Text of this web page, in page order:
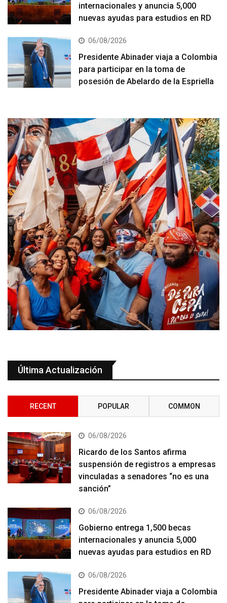
internacionales y anuncia 5,000
nuevas ayudas para estudios en RD
06/08/2026
Presidente Abinader viaja a Colombia
para participar en la toma de
posesión de Abelardo de la Espriella
Última Actualización
RECENT POPULAR COMMON
06/08/2026
Ricardo de los Santos afirma
suspensión de registros a empresas
vinculadas a senadores “no es una
sanción”
06/08/2026
Gobierno entrega 1,500 becas
internacionales y anuncia 5,000
nuevas ayudas para estudios en RD
06/08/2026
Presidente Abinader viaja a Colombia